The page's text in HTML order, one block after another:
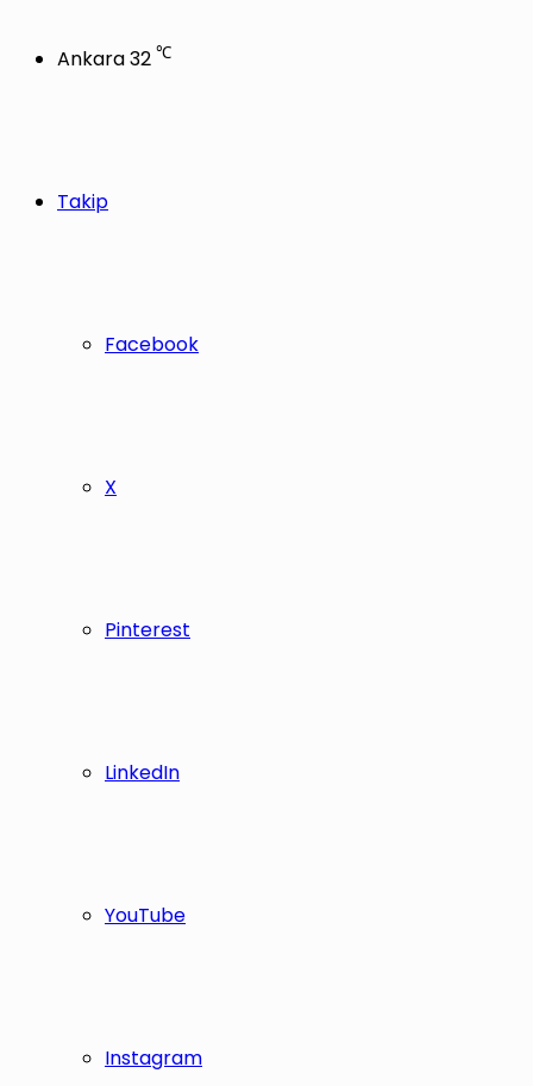
Ankara32 ℃
Takip
Facebook
X
Pinterest
LinkedIn
YouTube
Instagram